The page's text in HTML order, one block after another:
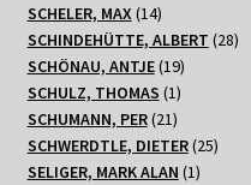
SCHELER, MAX 1414
Produkte
SCHINDEHÜTTE, ALBERT 2828
SCHÖNAU, ANTJE 1919
Produkte
SCHULZ, THOMAS 11
Produkt
SCHUMANN, PER 2121
Produkte
SCHWERDTLE, DIETER 2525
SELIGER, MARK ALAN 11